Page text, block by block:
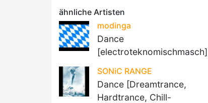
ähnliche Artisten
modinga
Dance
[electroteknomischmasch]
SONiC RANGE
Dance [Dreamtrance,
Hardtrance, Chill-